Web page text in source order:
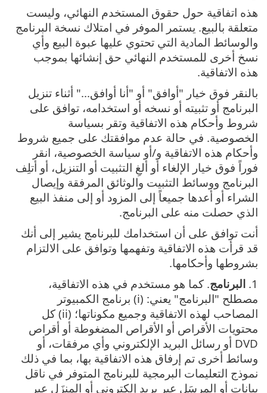
هذه اتفاقية حول حقوق المستخدم النهائي، وليست
متعلقة بالبيع. يستمر الموفر في امتلاك نسخة البرنامج
والوسائط المادية التي تحتوي عليها عبوة البيع وأي
نسخ أخرى للمستخدم النهائي حق إنشائها بموجب
هذه الاتفاقية.
بالنقر فوق خيار "أوافق" أو "أنا أوافق..." أثناء تنزيل
البرنامج أو تثبيته أو نسخه أو استخدامه، توافق على
شروط وأحكام هذه الاتفاقية وتقر بسياسة
الخصوصية. في حالة عدم موافقتك على جميع شروط
وأحكام هذه الاتفاقية و/أو سياسة الخصوصية، انقر
فوراً فوق خيار الإلغاء أو ألغِ التثبيت أو التنزيل، أو أتلِف
البرنامج ووسائط التثبيت والوثائق المرفقة وإيصال
الشراء أو أعدها جميعاً إلى المزود أو إلى منفذ البيع
الذي حصلت منه على البرنامج.
أنت توافق على أن استخدامك للبرنامج يشير إلى أنك
قد قرأت هذه الاتفاقية وتفهمها وتوافق على الالتزام
بشروطها وأحكامها.
1. البرنامج. كما هو مستخدم في هذه الاتفاقية،
مصطلح "البرنامج" يعني: (i) برنامج الكمبيوتر
المصاحب لهذه الاتفاقية وجميع مكوناتها؛ (ii) كل
محتويات الأقراص أو الأقراص المضغوطة أو أقراص
DVD أو رسائل البريد الإلكتروني وأي مرفقات، أو
وسائط أخرى تم إرفاق هذه الاتفاقية بها، بما في ذلك
نموذج التعليمات البرمجية للبرنامج المتوفر في ناقل
بيانات أو المرسَل عبر بريد إلكتروني أو المنزَل عبر